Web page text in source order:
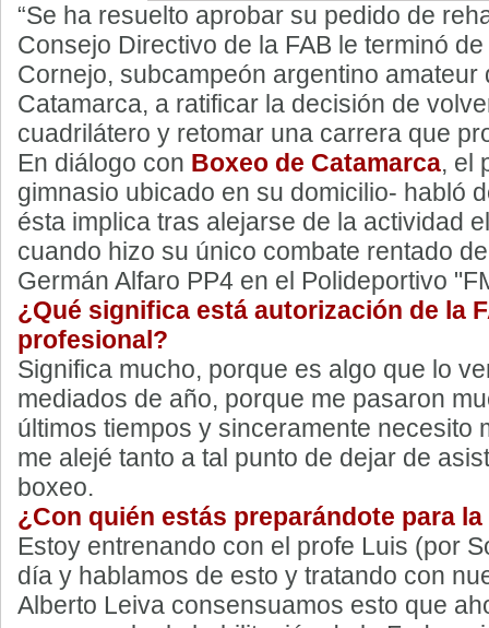
“Se ha resuelto aprobar su pedido de
Consejo Directivo de la FAB le terminó
Cornejo, subcampeón argentino
Catamarca, a ratificar la decisión de
cuadrilátero y retomar una carrera que
En diálogo con Boxeo de Catamarca, el
gimnasio ubicado en su domicilio- habló
ésta implica tras alejarse de la actividad
cuando hizo su único combate rentado
Germán Alfaro PP4 en el Polideportivo
¿Qué significa está autorización de la
profesional?
Significa mucho, porque es algo que lo
mediados de año, porque me pasaron
últimos tiempos y sinceramente necesito
me alejé tanto a tal punto de dejar de
boxeo.
¿Con quién estás preparándote para
Estoy entrenando con el profe Luis (por
día y hablamos de esto y tratando con
Alberto Leiva consensuamos esto que